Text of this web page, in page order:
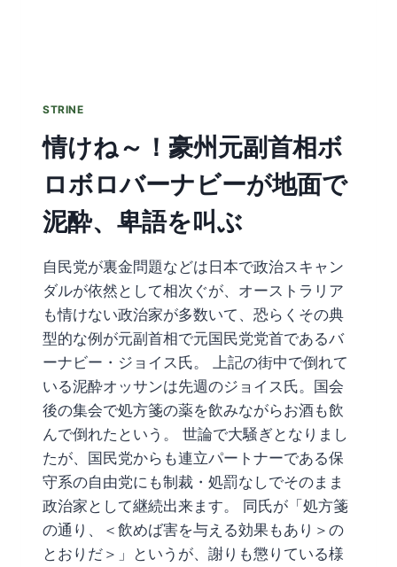
STRINE
情けね～！豪州元副首相ボ
ロボロバーナビーが地面で
泥酔、卑語を叫ぶ
自民党が裏金問題などは日本で政治スキャン
ダルが依然として相次ぐが、オーストラリア
も情けない政治家が多数いて、恐らくその典
型的な例が元副首相で元国民党党首であるバ
ーナビー・ジョイス氏。 上記の街中で倒れて
いる泥酔オッサンは先週のジョイス氏。国会
後の集会で処方箋の薬を飲みながらお酒も飲
んで倒れたという。 世論で大騒ぎとなりまし
たが、国民党からも連立パートナーである保
守系の自由党にも制裁・処罰なしでそのまま
政治家として継続出来ます。 同氏が「処方箋
の通り、＜飲めば害を与える効果もあり＞の
とおりだ＞」というが、謝りも懲りている様